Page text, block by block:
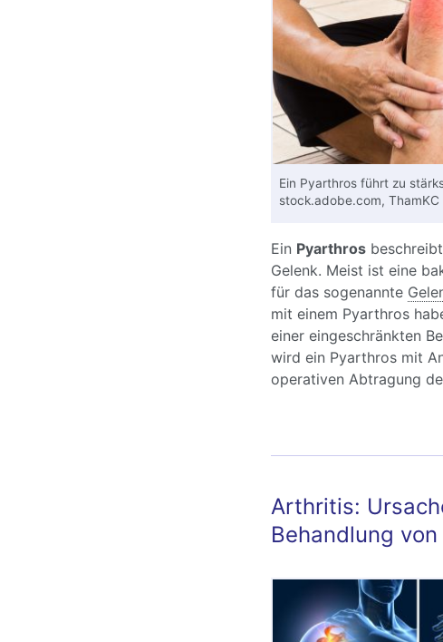
Ein Pyarthros führt zu
stock.adobe.com, ThamKC
Ein Pyarthrosbeschreibt
Gelenk. Meist ist eine
für das sogenannte
mit einem Pyarthros
einer eingeschränkten
wird ein Pyarthros mit
operativen Abtragung
Arthritis:
Behandlung